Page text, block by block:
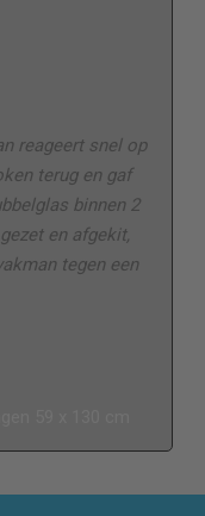
reageert snel op
terug en gaf
binnen 2
en afgekit,
tegen een